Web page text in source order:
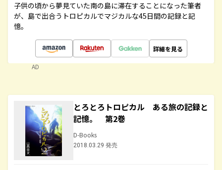
子供の頃から夢見ていた南の島に滞在することになった筆者
が、島で出合うトロピカルでマジカルな45日間の記録と記
憶。
詳細を見る
AD
とろとろトロピカル ある旅の記録と
記憶。 第2巻
D-Books
2018.03.29 発売